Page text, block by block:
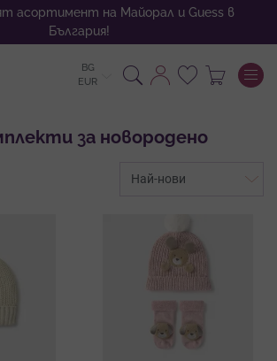
асортимент на Майорал и Guess в
България!
BG
EUR
за новородено